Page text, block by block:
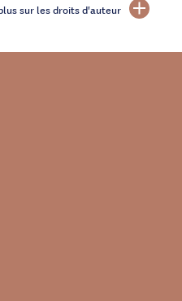
sur les droits d'auteur